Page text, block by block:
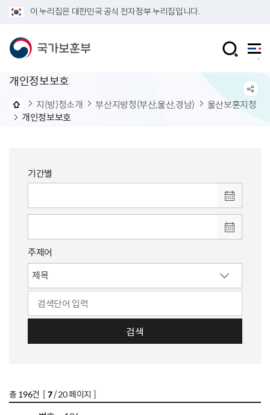
이 누리집은 대한민국 공식 전자정부 누리집입니다.
개인정보보호
지(방)청소개 부산지방청(부산,울산,경남)
울산보훈지청
개인정보보호
기간별
주제어
검색
총 196건 [7/ 20 페이지 ]